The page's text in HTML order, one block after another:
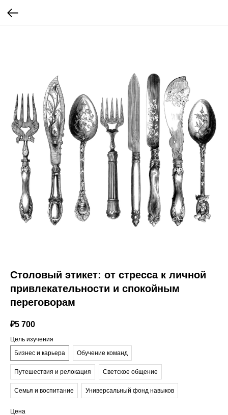
Столовый этикет: от стресса к личной
привлекательности и спокойным
переговорам
₽5 700
Цель изучения
Бизнес и карьера
Обучение команд
Путешествия и релокация Светское общение
Семья и воспитание Универсальный фонд навыков
Цена